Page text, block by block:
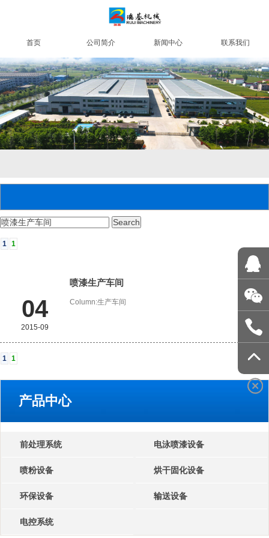
首页 公司简介 新闻中心 联系我们
1 1
04
2015-09
喷漆生产车间
Column:生产车间
1 1
产品中心
前处理系统 电泳喷漆设备
喷粉设备 烘干固化设备
环保设备 输送设备
电控系统